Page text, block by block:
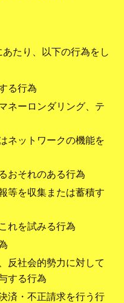
たり、以下の行為をし
る行為
ネーロンダリング、テ
ネットワークの機能を
おそれのある行為
等を収集または蓄積す
れを試みる行為
反社会的勢力に対して
する行為
済・不正請求を行う行